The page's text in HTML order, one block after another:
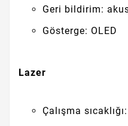
Geri bildirim:
Gösterge: OLED
Lazer
Çalışma